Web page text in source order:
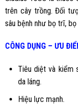
trên cây trồng. Đối
sâu bệnh như bọ trĩ,
CÔNG DỤNG – ƯU
Tiêu diệt và kiểm
da láng.
Hiệu lực mạnh.